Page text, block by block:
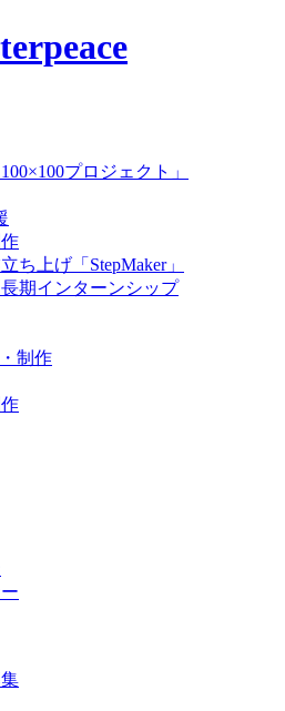
プロジェクト」
ち上げ「StepMaker」
期インターンシップ
制作